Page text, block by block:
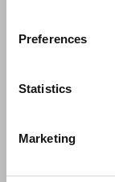
Preferences
Statistics
Marketing